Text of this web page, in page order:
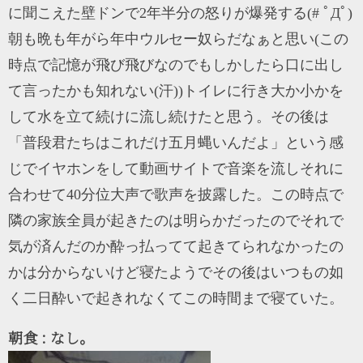
に聞こえた壁ドンで2年半分の怒りが爆発する(# ﾟДﾟ)
朝も晩も年がら年中ウルセー奴らだなぁと思い(この
時点で記憶が飛び飛びなのでもしかしたら口に出し
て言ったかも知れない(汗))トイレに行き大か小かを
して水を立て続けに流し続けたと思う。その後は
「普段君たちはこれだけ五月蝿いんだよ」という感
じでイヤホンをして動画サイトで音楽を流しそれに
合わせて40分位大声で歌声を披露した。この時点で
隣の家族全員が起きたのは明らかだったのでそれで
気が済んだのか酔っ払ってて起きてられなかったの
かは分からないけど寝たようでその後はいつもの如
く二日酔いで起きれなくてこの時間まで寝ていた。
朝食 : なし。